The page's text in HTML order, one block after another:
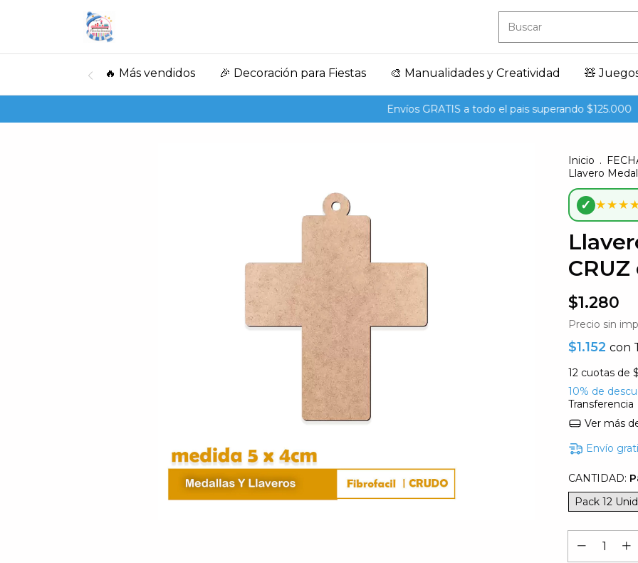
🔥 Más vendidos 🎉 Decoración para Fiestas 🎨 Manualidades y Creatividad 🧸
Envíos GRATIS a todo el pais superando $125.000
Inicio .
Llavero
✓
$1.280
Precio sin
$1.152 con
12 cuotas de
10% de
Transferencia
Ver más
Envío
CANTIDAD:
Pack 12